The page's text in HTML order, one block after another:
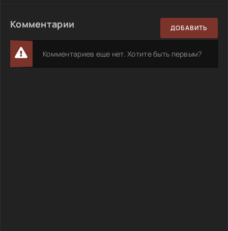
Комментарии ДОБАВИТЬ
Комментариев еще нет. Хотите быть первым?